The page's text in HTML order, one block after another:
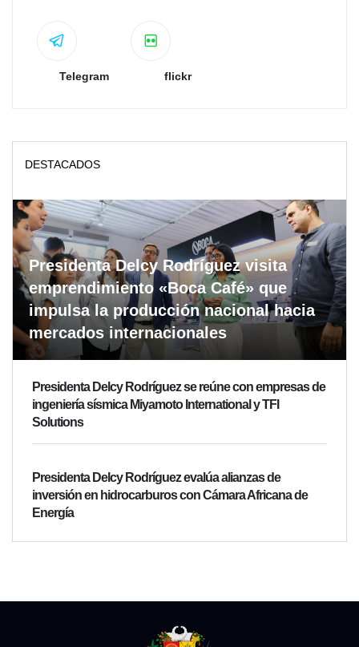
Telegram flickr
DESTACADOS
Presidenta Delcy Rodríguez visita
emprendimiento «Boca Café» que
impulsa la producción nacional hacia
mercados internacionales
Presidenta Delcy Rodríguez se reúne con empresas de
ingeniería sísmica Miyamoto International y TFI
Solutions
Presidenta Delcy Rodríguez evalúa alianzas de
inversión en hidrocarburos con Cámara Africana de
Energía